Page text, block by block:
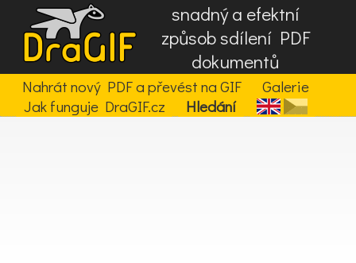
snadný a efektní
způsob sdílení PDF
dokumentů
Nahrát nový PDF a převést na GIF
Galerie
Jak funguje DraGIF.cz
Hledání